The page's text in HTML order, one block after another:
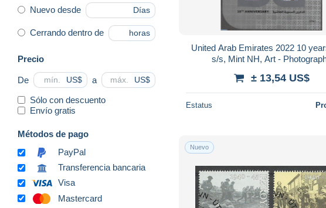
Nuevo desde Días
Cerrando dentro de horas
Precio
De US$ a US$
Sólo con descuento
Envío gratis
Métodos de pago
PayPal
Transferencia bancaria
Visa
Mastercard
United Arab Emirates 2022 10
s/s, Mint NH, Art -
± 13,54 US$
Estatus
Nuevo